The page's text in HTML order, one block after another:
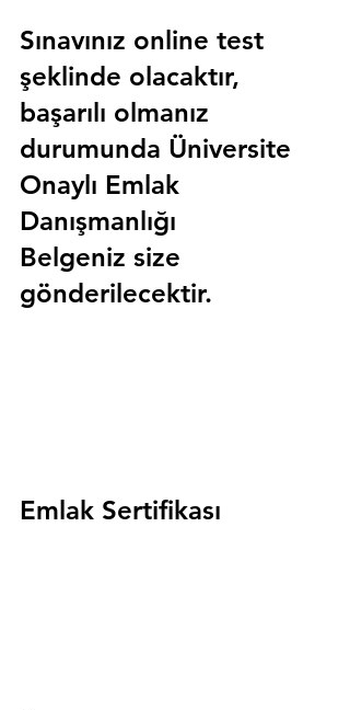
Sınavınız online test
şeklinde olacaktır,
başarılı olmanız
durumunda Üniversite
Onaylı Emlak
Danışmanlığı
Belgeniz size
gönderilecektir.
Emlak Sertifikası